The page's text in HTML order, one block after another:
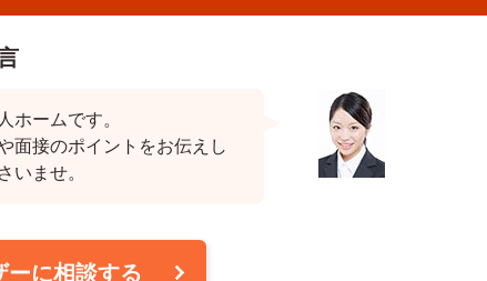
ホームです。
面接のポイントをお伝えし
いませ。
ーに相談する